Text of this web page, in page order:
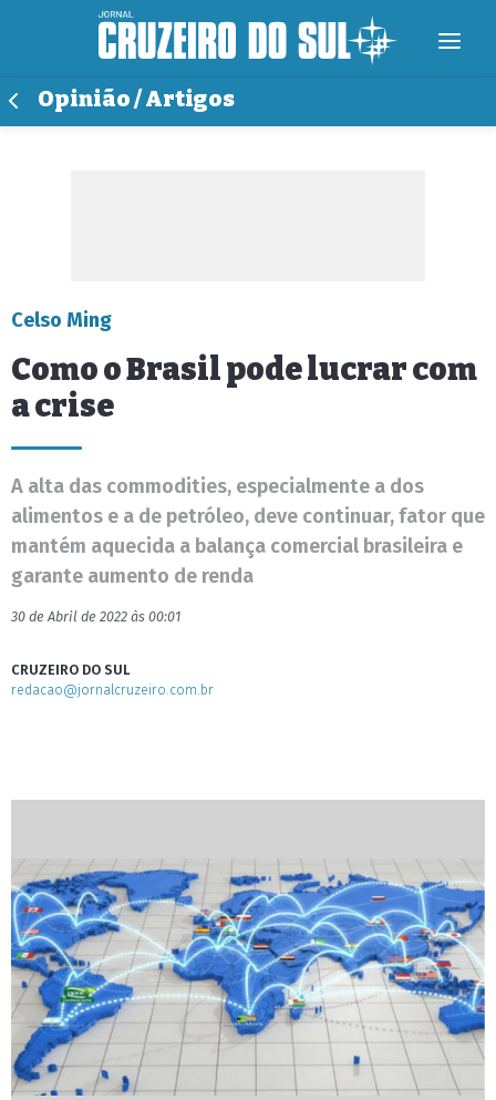
Opinião / Artigos
Celso Ming
Como o Brasil pode lucrar com
a crise
A alta das commodities, especialmente a dos
alimentos e a de petróleo, deve continuar, fator que
mantém aquecida a balança comercial brasileira e
garante aumento de renda
30 de Abril de 2022 às 00:01
CRUZEIRO DO SUL
redacao@jornalcruzeiro.com.br